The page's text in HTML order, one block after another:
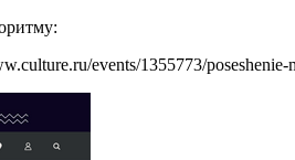
events/1355773/